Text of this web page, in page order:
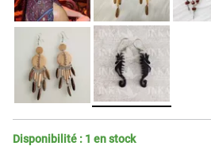
Disponibilité : 1 en stock